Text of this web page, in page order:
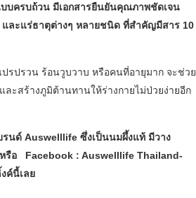
บครบถ้วน มีเอกสารยืนยันคุณภาพชัดเจน
ละแร่ธาตุต่างๆ หลายชนิด ที่สำคัญมีสาร 10
รปรวน ร้อนวูบวาบ หรือคนที่อายุมาก จะช่วย
ะสร้างภูมิต้านทานให้ร่างกายไม่ป่วยง่ายอีก
นด์ Auswelllife ซึ่งเป็นนมผึ้งแท้ มีวาง
รือ Facebook : Auswelllife Thailand-
ค์นี้เลย